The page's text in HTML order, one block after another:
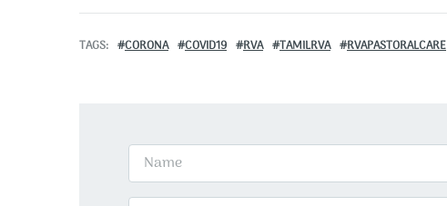
TAGS CORONA COVID19 RVA TAMILRVA RVAPASTORALCARE